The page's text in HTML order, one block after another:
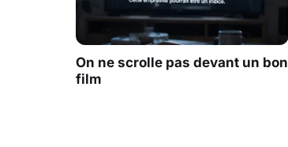
On ne scrolle pas devant un bon
film